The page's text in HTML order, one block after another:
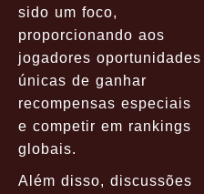
sido um foco,
proporcionando aos
jogadores oportunidades
únicas de ganhar
recompensas especiais
e competir em rankings
globais.
Além disso, discussões